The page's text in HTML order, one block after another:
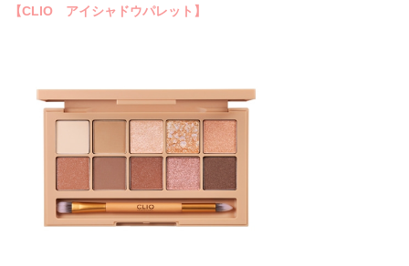
【CLIO アイシャドウパレット】